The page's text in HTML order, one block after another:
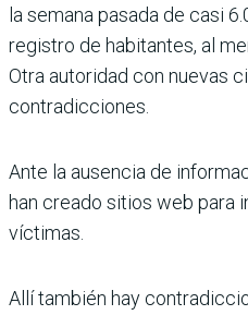
la semana pasada de casi
registro de habitantes, al
Otra autoridad con nuevas
contradicciones.
Ante la ausencia de
han creado sitios web para
víctimas.
Allí también hay